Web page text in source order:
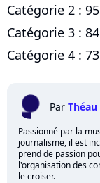
Catégorie 2 :
Catégorie 3 :
Catégorie 4 :
Par Théau
Passionné par la
journalisme, il est
prend de passion
l'organisation des
le croiser.